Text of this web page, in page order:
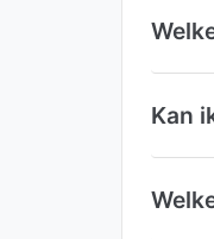
Kan